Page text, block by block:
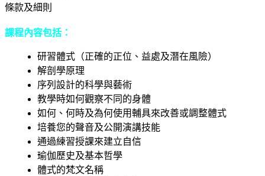
條款及細則
課程內容包括：
研習體式（正確的正位、益處及潛在風險）
解剖學原理
序列設計的科學與藝術
教學時如何觀察不同的身體
如何、何時及為何使用輔具來改善或調整體式
培養您的聲音及公開演講技能
通過練習授課來建立自信
瑜伽歷史及基本哲學
體式的梵文名稱